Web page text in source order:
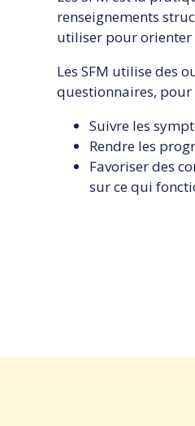
renseignements
utiliser pour orienter
Les SFM utilise des
questionnaires, pour
Suivre les
Rendre les
Favoriser des
sur ce qui